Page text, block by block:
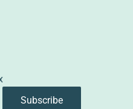
Subscribe